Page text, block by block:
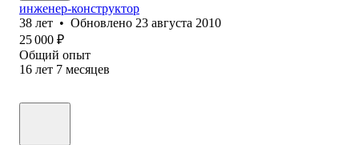
инженер-конструктор
38 лет • Обновлено 23 августа 2010
25 000 ₽
Общий опыт
16 лет 7 месяцев